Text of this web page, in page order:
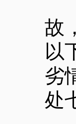
故
以
劣
处